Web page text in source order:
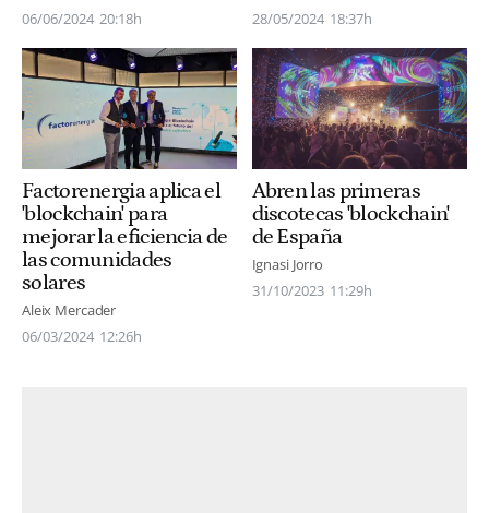
06/06/2024 20:18h
28/05/2024 18:37h
Factorenergia aplica el
'blockchain' para
mejorar la eficiencia de
las comunidades
solares
Aleix Mercader
06/03/2024 12:26h
Abren las primeras
discotecas 'blockchain'
de España
Ignasi Jorro
31/10/2023 11:29h